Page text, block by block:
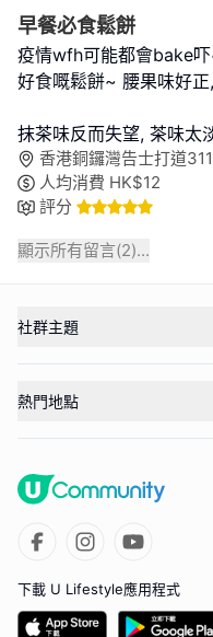
早餐必食鬆餅
疫情wfh可能都會bake
好食嘅鬆餅~ 腰果味好
抹茶味反而失望, 茶味太
香港銅鑼灣告士打道
人均消費 HK$12
評分
顯示所有留言(2)...
社群主題
熱門地點
下載 U Lifestyle應用程式